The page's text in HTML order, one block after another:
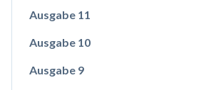
Ausgabe 11
Ausgabe 10
Ausgabe 9